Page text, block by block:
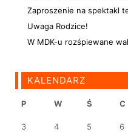
Zaproszenie na spektakl
Uwaga Rodzice!
W MDK-u rozśpiewane
KALENDARZ
P W Ś C
3
4 5 6